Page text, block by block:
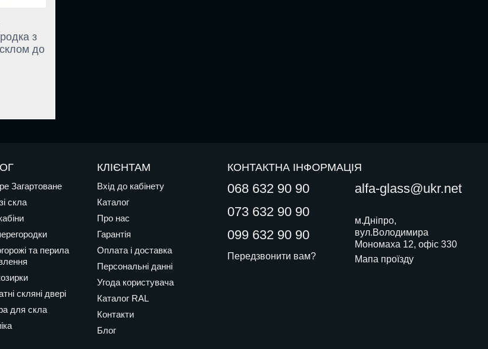
з
до
Загартоване
скла
та перила
скляні двері
для скла
КЛІЄНТАМ
Вхід до кабінету
Каталог
Про нас
Гарантія
Оплата і доставка
Персональні данні
Угода користувача
Каталог RAL
Контакти
Блог
КОНТАКТНА ІНФОРМАЦІЯ
068 632 90 90
073 632 90 90
099 632 90 90
Передзвонити вам?
alfa-glass@ukr.net
м.Дніпро,
вул.Володимира
Мономаха 12, офіс 330
Мапа проїзду